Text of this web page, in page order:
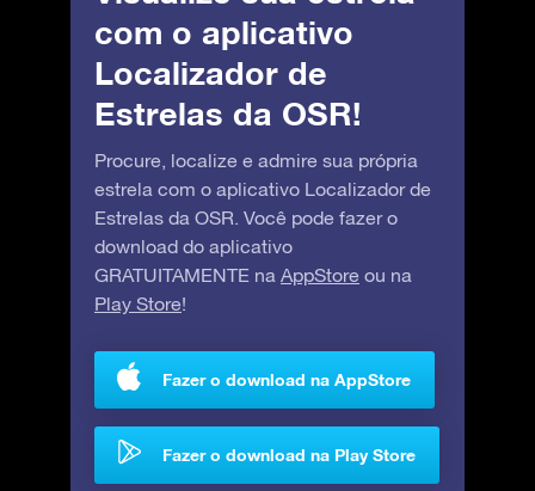
com o aplicativo
Localizador de
Estrelas da OSR!
Procure, localize e admire sua própria
estrela com o aplicativo Localizador de
Estrelas da OSR. Você pode fazer o
download do aplicativo
GRATUITAMENTE na AppStore ou na
Play Store!
Fazer o download na AppStore
Fazer o download na Play Store